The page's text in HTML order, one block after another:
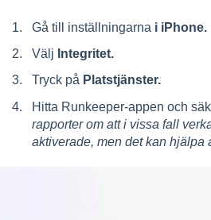
Gå till inställningarna i iPhone.
Välj Integritet.
Tryck på Platstjänster.
Hitta Runkeeper-appen och
rapporter om att i vissa fall
aktiverade, men det kan hjälpa